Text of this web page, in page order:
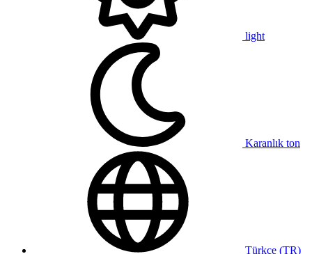
light
Karanlık ton
Türkçe (TR)